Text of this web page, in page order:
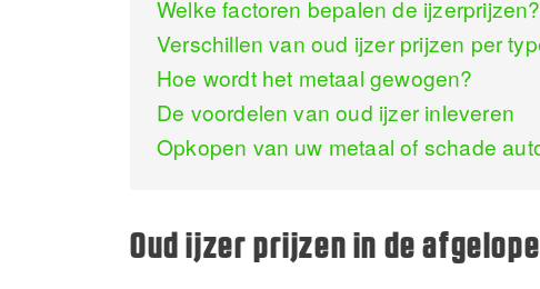
Welke factoren bepalen de ijzerprijzen?
Verschillen van oud ijzer prijzen per
Hoe wordt het metaal gewogen?
De voordelen van oud ijzer inleveren
Opkopen van uw metaal of schade
Oud ijzer prijzen in de